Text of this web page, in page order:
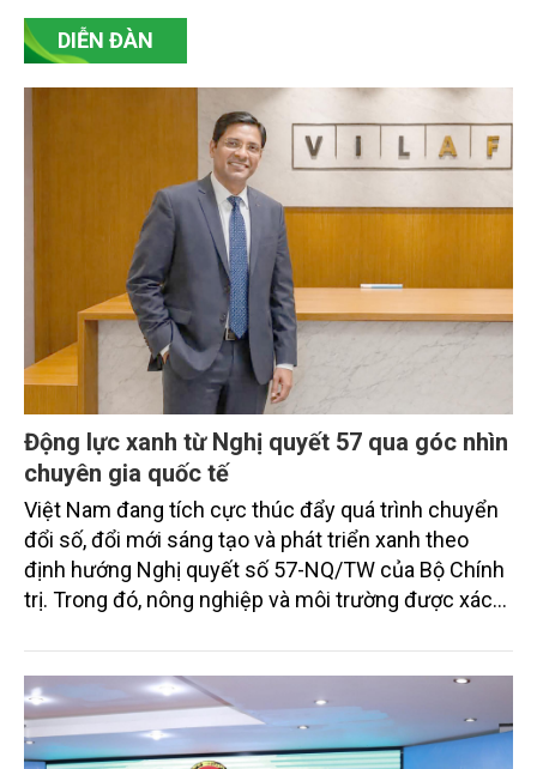
sản phẩm được bảo hộ chỉ dẫn địa lý không chỉ là
câu chuyện về quyền sở hữu trí tuệ, mà còn là hành
bản địa và bản sắc văn hóa của cả một vùng đất.
DIỄN ĐÀN
Động lực xanh từ Nghị quyết 57 qua góc nhìn
chuyên gia quốc tế
Việt Nam đang tích cực thúc đẩy quá trình chuyển
đổi số, đổi mới sáng tạo và phát triển xanh theo
định hướng Nghị quyết số 57-NQ/TW của Bộ Chính
trị. Trong đó, nông nghiệp và môi trường được xác
sắc bởi các tiến bộ công nghệ và cam kết bền vững
toàn cầu, đặc biệt là mục tiêu đưa phát thải ròng
bằng 0 (Net-Zero) vào năm 2050.